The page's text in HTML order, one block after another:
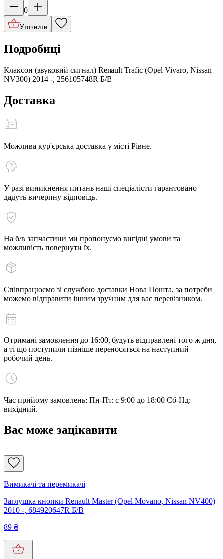
0
Уточнити
Подробиці
Клаксон (звуковий сигнал) Renault Trafic (Opel Vivaro, Nissan
NV300) 2014 -, 256105748R Б/В
Доставка
Можлива кур'єрська доставка у місті Рівне.
У разі виникнення питань наші спеціалісти гарантовано
дадуть вичерпну відповідь.
На б/в запчастини ми пропонуємо вигідні умови та
можливість повернути їх.
Співпрацюємо зі службою доставки Нова Пошта, за потреби
можемо відправити іншим зручним для вас перевізником.
Отримані замовлення до 16:00, будуть відправлені того ж дня,
а ті що поступили пізніше переносяться на наступний
робочий день.
Час прийому замовлень: Пн-Пт: с 9:00 до 18:00 Сб-Нд:
вихідний.
Вас може зацікавити
Вимикачі та перемикачі
Заглушка кнопки Renault Master (Opel Movano, Nissan NV400)
2010 -, 684920647R Б/В
89 ₴